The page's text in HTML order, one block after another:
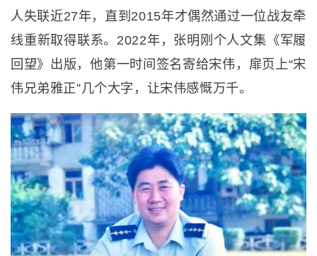
人失联近27年，直到2015年才偶然通过一位战友牵
线重新取得联系。2022年，张明刚个人文集《军履
回望》出版，他第一时间签名寄给宋伟，扉页上“宋
伟兄弟雅正”几个大字，让宋伟感慨万千。